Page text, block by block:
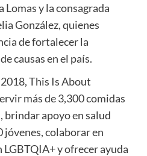
y la consagrada
González, quienes
de fortalecer la
causas en el país.
This Is About
más de 3,300 comidas
brindar apoyo en salud
jóvenes, colaborar en
y ofrecer ayuda